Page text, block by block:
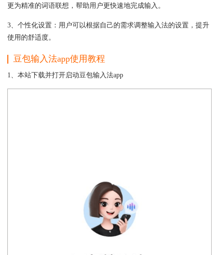
更为精准的词语联想，帮助用户更快速地完成输入。
3、个性化设置：用户可以根据自己的需求调整输入法的设置，提升
使用的舒适度。
豆包输入法app使用教程
1、本站下载并打开启动豆包输入法app